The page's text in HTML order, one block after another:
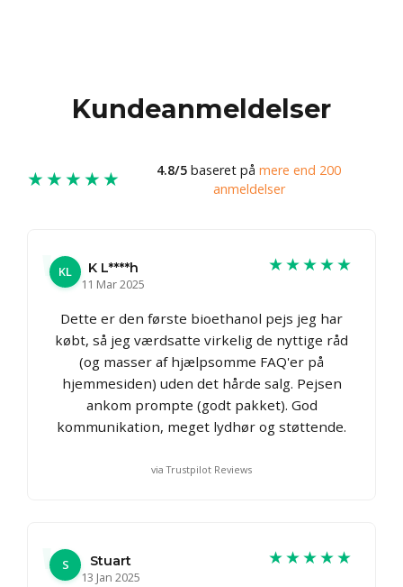
Kundeanmeldelser
★★★★★ 4.8/5 baseret på mere end 200
anmeldelser
KL
K L****h
11 Mar 2025
★★★★★
Dette er den første bioethanol pejs jeg har
købt, så jeg værdsatte virkelig de nyttige råd
(og masser af hjælpsomme FAQ'er på
hjemmesiden) uden det hårde salg. Pejsen
ankom prompte (godt pakket). God
kommunikation, meget lydhør og støttende.
via Trustpilot Reviews
S
Stuart
13 Jan 2025
★★★★★